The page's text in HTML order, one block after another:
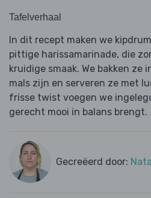
Tafelverhaal
In dit recept maken we
pittige harissamarinade, die
kruidige smaak. We bakken
mals zijn en serveren ze met
frisse twist voegen we
gerecht mooi in balans brengt.
Gecreëerd door: